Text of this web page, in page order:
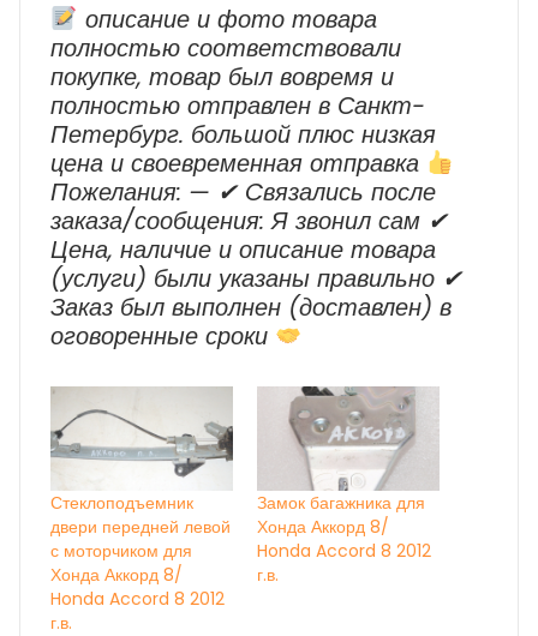
описание и фото товара
полностью соответствовали
покупке, товар был вовремя и
полностью отправлен в Санкт-
Петербург. большой плюс низкая
цена и своевременная отправка
Пожелания: — ✔ Cвязались после
заказа/сообщения: Я звонил сам ✔
Цена, наличие и описание товара
(услуги) были указаны правильно ✔
Заказ был выполнен (доставлен) в
оговоренные сроки
Стеклоподъемник
двери передней левой
с моторчиком для
Хонда Аккорд 8/
Honda Accord 8 2012
г.в.
Замок багажника для
Хонда Аккорд 8/
Honda Accord 8 2012
г.в.